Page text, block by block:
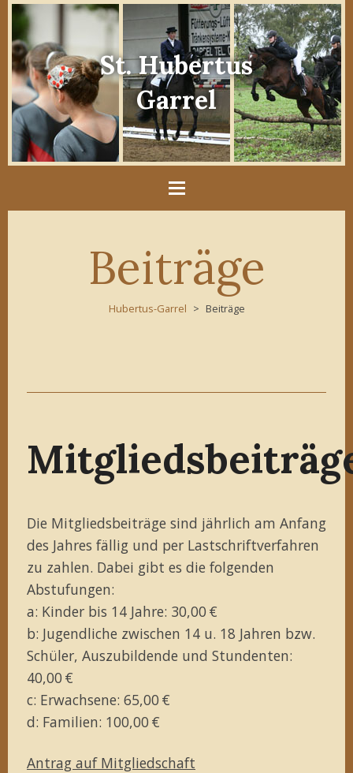
St. Hubertus
Garrel
Beiträge
Hubertus-Garrel Beiträge
Die Mitgliedsbeiträge sind jährlich am Anfang
des Jahres fällig und per Lastschriftverfahren
zu zahlen. Dabei gibt es die folgenden
Abstufungen:
a: Kinder bis 14 Jahre: 30,00 €
b: Jugendliche zwischen 14 u. 18 Jahren bzw.
Schüler, Auszubildende und Stundenten:
40,00 €
c: Erwachsene: 65,00 €
d: Familien: 100,00 €
Antrag auf Mitgliedschaft